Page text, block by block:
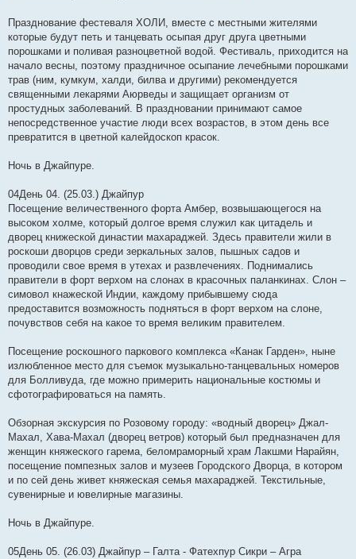
Празднование фестеваля ХОЛИ, вместе с местными жителями
которые будут петь и танцевать осыпая друг друга цветными
порошками и поливая разноцветной водой. Фестиваль, приходится на
начало весны, поэтому праздничное осыпание лечебными порошками
трав (ним, кумкум, халди, билва и другими) рекомендуется
священными лекарями Аюрведы и защищает организм от
простудных заболеваний. В праздновании принимают самое
непосредственное участие люди всех возрастов, в этом день все
превратится в цветной калейдоскоп красок.
Ночь в Джайпуре.
04День 04. (25.03.) Джайпур
Посещение величественного форта Амбер, возвышающегося на
высоком холме, который долгое время служил как цитадель и
дворец книжеской династии махараджей. Здесь правители жили в
роскоши дворцов среди зеркальных залов, пышных садов и
проводили свое время в утехах и развлечениях. Поднимались
правители в форт верхом на слонах в красочных паланкинах. Слон –
симовол кнажеской Индии, каждому прибывшему сюда
предоставится возможность подняться в форт верхом на слоне,
почувствов себя на какое то время великим правителем.
Посещение роскошного паркового комплекса «Канак Гарден», ныне
излюбленное место для съемок музыкально-танцевальных номеров
для Болливуда, где можно примерить национальные костюмы и
сфотографироваться на память.
Обзорная экскурсия по Розовому городу: «водный дворец» Джал-
Махал, Хава-Махал (дворец ветров) который был предназначен для
женщин княжеского гарема, беломраморный храм Лакшми Нарайян,
посещение помпезных залов и музеев Городского Дворца, в котором
и по сей день живет княжеская семья махараджей. Текстильные,
сувенирные и ювелирные магазины.
Ночь в Джайпуре.
05День 05. (26.03) Джайпур – Галта - Фатехпур Сикри – Агра